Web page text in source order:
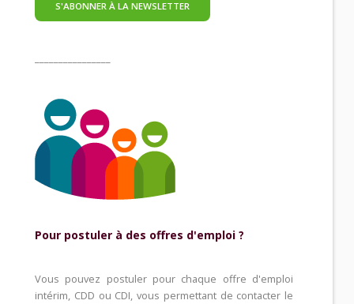
Pour postuler à des offres d'emploi ?
Vous pouvez postuler pour chaque offre d'emploi
intérim, CDD ou CDI, vous permettant de contacter le